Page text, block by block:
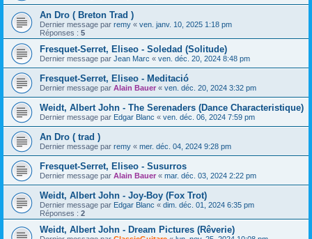
An Dro ( Breton Trad )
Dernier message par remy « ven. janv. 10, 2025 1:18 pm
Réponses : 5
Fresquet-Serret, Eliseo - Soledad (Solitude)
Dernier message par Jean Marc « ven. déc. 20, 2024 8:48 pm
Fresquet-Serret, Eliseo - Meditació
Dernier message par Alain Bauer « ven. déc. 20, 2024 3:32 pm
Weidt, Albert John - The Serenaders (Dance Characteristique)
Dernier message par Edgar Blanc « ven. déc. 06, 2024 7:59 pm
An Dro ( trad )
Dernier message par remy « mer. déc. 04, 2024 9:28 pm
Fresquet-Serret, Eliseo - Susurros
Dernier message par Alain Bauer « mar. déc. 03, 2024 2:22 pm
Weidt, Albert John - Joy-Boy (Fox Trot)
Dernier message par Edgar Blanc « dim. déc. 01, 2024 6:35 pm
Réponses : 2
Weidt, Albert John - Dream Pictures (Rêverie)